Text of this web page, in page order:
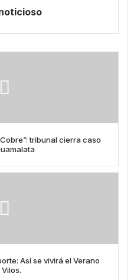
tribunal cierra caso
Así se vivirá el Verano